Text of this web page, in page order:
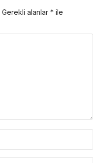
Gerekli alanlar * ile